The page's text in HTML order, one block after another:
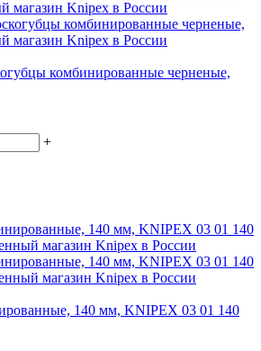
комбинированные черненые,
+
140 мм, KNIPEX 03 01 140